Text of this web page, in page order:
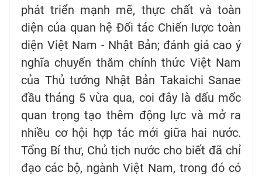
phát triển mạnh mẽ, thực chất và toàn
diện của quan hệ Đối tác Chiến lược toàn
diện Việt Nam - Nhật Bản; đánh giá cao ý
nghĩa chuyến thăm chính thức Việt Nam
của Thủ tướng Nhật Bản Takaichi Sanae
đầu tháng 5 vừa qua, coi đây là dấu mốc
quan trọng tạo thêm động lực và mở ra
nhiều cơ hội hợp tác mới giữa hai nước.
Tổng Bí thư, Chủ tịch nước cho biết đã chỉ
đạo các bộ, ngành Việt Nam, trong đó có